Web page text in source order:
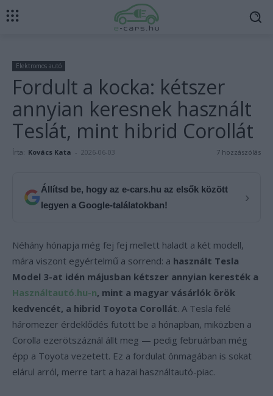
Elektromos autó
Fordult a kocka: kétszer
annyian keresnek használt
Teslát, mint hibrid Corollát
Írta: Kovács Kata - 2026-06-03 7 hozzászólás
Állítsd be, hogy az e-cars.hu az elsők között
legyen a Google-találatokban!
›
Néhány hónapja még fej fej mellett haladt a két modell,
mára viszont egyértelmű a sorrend: a használt Tesla
Model 3-at idén májusban kétszer annyian keresték a
Használtautó.hu-n, mint a magyar vásárlók örök
kedvencét, a hibrid Toyota Corollát. A Tesla felé
háromezer érdeklődés futott be a hónapban, miközben a
Corolla ezerötszáznál állt meg — pedig februárban még
épp a Toyota vezetett. Ez a fordulat önmagában is sokat
elárul arról, merre tart a hazai használtautó-piac.